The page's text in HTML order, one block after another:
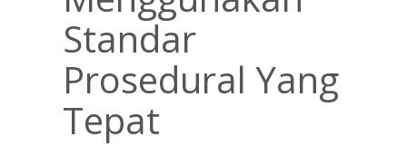
Standar
Prosedural Yang
Tepat